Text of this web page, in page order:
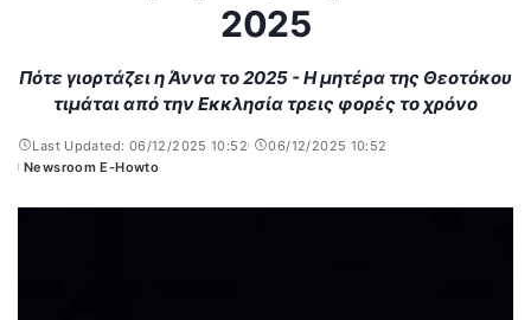
2025
Πότε γιορτάζει η Άννα το 2025 - Η μητέρα της Θεοτόκου
τιμάται από την Εκκλησία τρεις φορές το χρόνο
Last Updated: 06/12/2025 10:52
06/12/2025 10:52
Posted
Newsroom E-Howto